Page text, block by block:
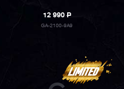
12 990P
GA-2100-9A9